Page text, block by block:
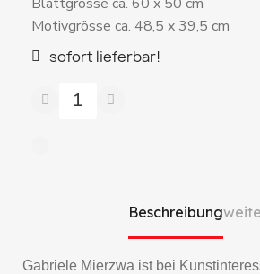
Motivgrösse ca. 48,5 x 39,5 cm
sofort lieferbar!
Beschreibung
Gabriele Mierzwa ist bei